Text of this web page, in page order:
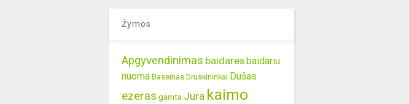
Žymos
Apgyvendinimas baidaresbaidariu
nuoma Baseinas Druskininkai Dušas
ezeras gamta Jura kaimo